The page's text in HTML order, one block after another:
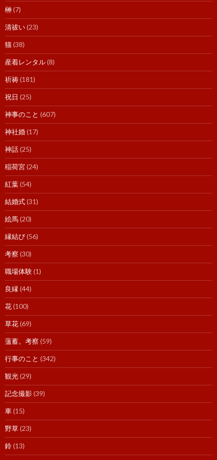
榊(7)
清祓い(23)
猫(38)
産着レンタル(8)
祈祷(181)
祝日 (25)
神事のこと (607)
神社婚(17)
神話(25)
稲荷宮(24)
紅葉(54)
結婚式(31)
絵馬(20)
縁結び(56)
考察 (30)
職場体験(1)
良縁 (44)
花(100)
草花(69)
薀蓄。考察 (59)
行事のこと (342)
観光(29)
記念撮影(39)
車(15)
野草(23)
鈴(13)